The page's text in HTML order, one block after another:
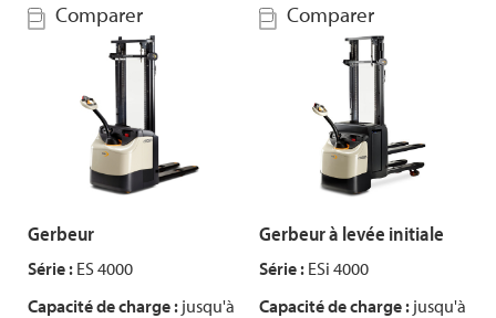
Comparer
Gerbeur
Série : ES 4000
Capacité de charge : jusqu'à
Comparer
Gerbeur à levée initiale
Série : ESi 4000
Capacité de charge : jusqu'à